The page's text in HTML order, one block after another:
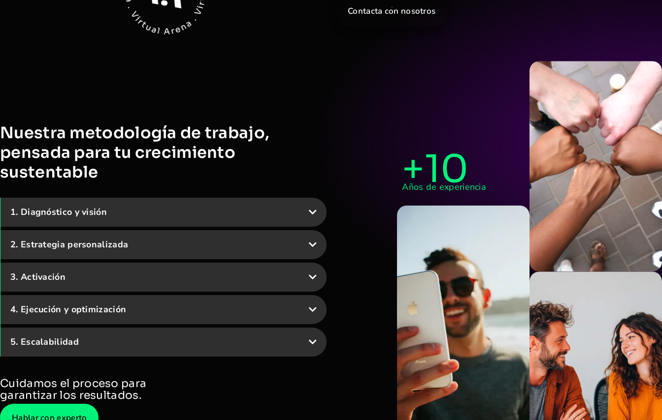
Contacta con nosotros
Nuestra metodología de trabajo,
pensada para tu crecimiento
sustentable
1. Diagnóstico y visión
2. Estrategia personalizada
3. Activación
4. Ejecución y optimización
5. Escalabilidad
Cuidamos el proceso para
garantizar los resultados.
Hablar con experto
+10
Años de experiencia